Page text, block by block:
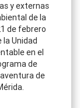
y externas
de la
de febrero
Unidad
en el
de
de